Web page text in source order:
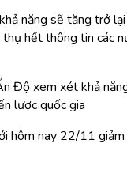
năng sẽ tăng trở
hết thông tin các
Độ xem xét khả
lược quốc gia
hôm nay 22/11 giảm